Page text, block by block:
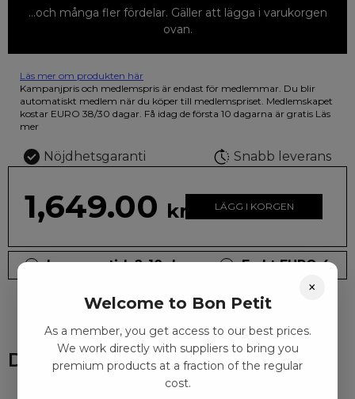
...och många fler fördelar. Gäller att lägga i varukorgen
ovan.
Läs mer om produkten här
12 färgpennor som du kan färglägga dina teckningar med. På
illustrationen på den vackra askan finns fjärilar i vilda fluorescerande
färger.
Kampanjpris och medlemspris är endast för medlemmar. Du blir
automatiskt medlem när du köper till medlemspriset. Medlemskapet
kostar EURO 38/30 dagar. Få idag de första 10 dagarna är gratis Läs
mer
Nöjdhetsgaranti Snabb leverans
1,649.00 kr LÄGG I KORGEN
Leveranstid: 2-10 dagar Frakt EURO 4
Du kanske också gillar
×
Welcome to Bon Petit
As a member, you get access to our best prices.
We work directly with suppliers to bring you
premium products at a fraction of the regular
cost.